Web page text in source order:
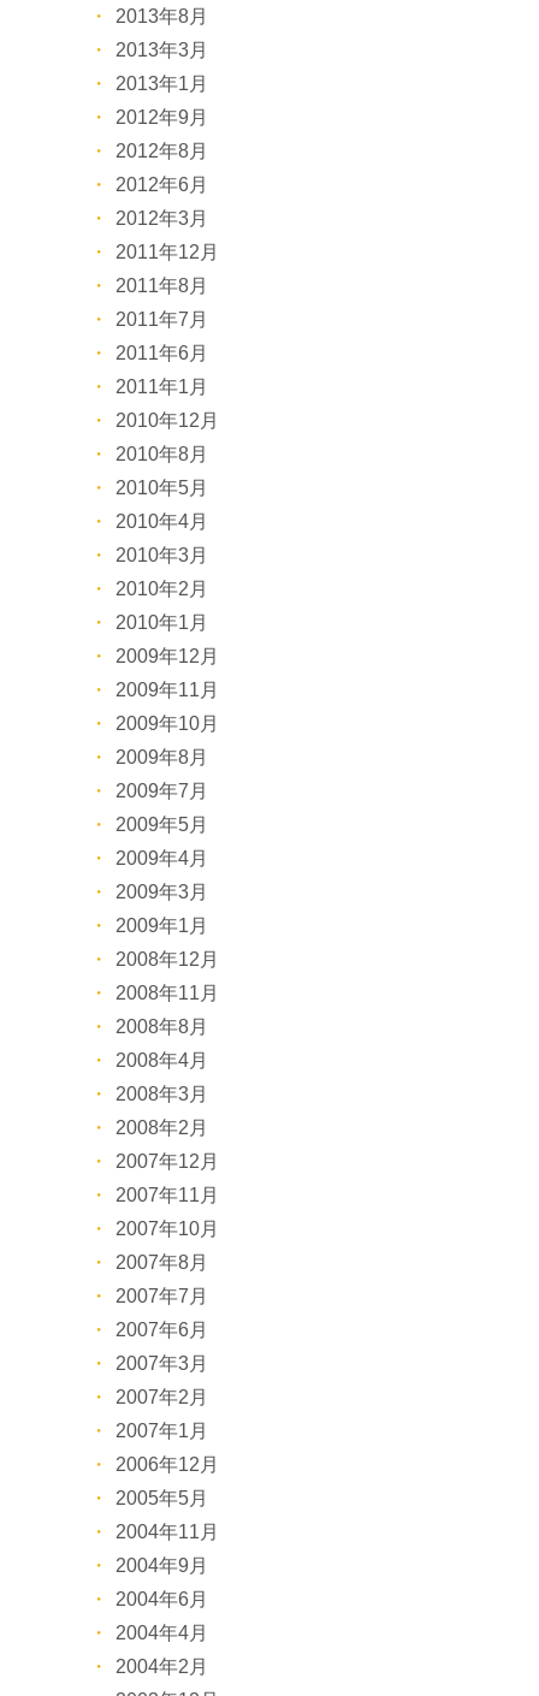
2013年8月
2013年3月
2013年1月
2012年9月
2012年8月
2012年6月
2012年3月
2011年12月
2011年8月
2011年7月
2011年6月
2011年1月
2010年12月
2010年8月
2010年5月
2010年4月
2010年3月
2010年2月
2010年1月
2009年12月
2009年11月
2009年10月
2009年8月
2009年7月
2009年5月
2009年4月
2009年3月
2009年1月
2008年12月
2008年11月
2008年8月
2008年4月
2008年3月
2008年2月
2007年12月
2007年11月
2007年10月
2007年8月
2007年7月
2007年6月
2007年3月
2007年2月
2007年1月
2006年12月
2005年5月
2004年11月
2004年9月
2004年6月
2004年4月
2004年2月